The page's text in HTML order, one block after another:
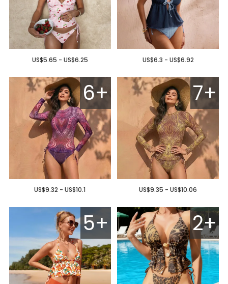
US$5.65 - US$6.25 US$6.3 - US$6.92
6+
US$9.32 - US$10.1
7+
US$9.35 - US$10.06
5+ 2+